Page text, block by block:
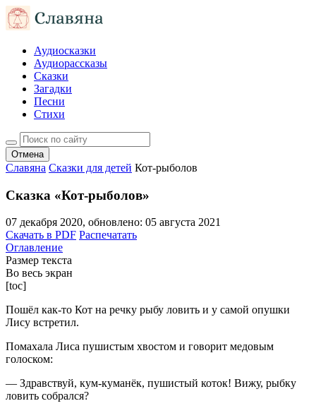
Аудиосказки
Аудиорассказы
Сказки
Загадки
Песни
Стихи
Отмена
Славяна Сказки для детей Кот-рыболов
Сказка «Кот-рыболов»
07 декабря 2020, обновлено: 05 августа 2021
Скачать в PDF Распечатать
Оглавление
Размер текста
Во весь экран
[toc]
Пошёл как-то Кот на речку рыбу ловить и у самой опушки
Лису встретил.
Помахала Лиса пушистым хвостом и говорит медовым
голоском:
— Здравствуй, кум-куманёк, пушистый коток! Вижу, рыбку
ловить собрался?